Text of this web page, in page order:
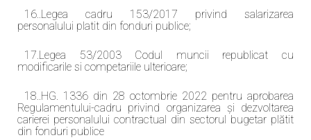
16..Legea cadru 153/2017 privind salarizarea
personalului platit din fonduri publice;
17.Legea 53/2003 Codul muncii republicat cu
modificarile si competariile ulterioare;
18..HG. 1336 din 28 octombrie 2022 pentru aprobarea
Regulamentului-cadru privind organizarea și dezvoltarea
carierei personalului contractual din sectorul bugetar plătit
din fonduri publice